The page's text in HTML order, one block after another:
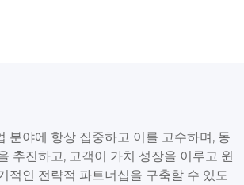
분야에 항상 집중하고 이를 고수하며, 동
추진하고, 고객이 가치 성장을 이루고 윈
적인 전략적 파트너십을 구축할 수 있도